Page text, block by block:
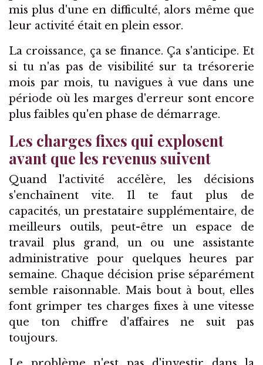
mis plus d'une en difficulté, alors même que
leur activité était en plein essor.
La croissance, ça se finance. Ça s'anticipe. Et
si tu n'as pas de visibilité sur ta trésorerie
mois par mois, tu navigues à vue dans une
période où les marges d'erreur sont encore
plus faibles qu'en phase de démarrage.
Les charges fixes qui explosent
avant que les revenus suivent
Quand l'activité accélère, les décisions
s'enchaînent vite. Il te faut plus de
capacités, un prestataire supplémentaire, de
meilleurs outils, peut-être un espace de
travail plus grand, un ou une assistante
administrative pour quelques heures par
semaine. Chaque décision prise séparément
semble raisonnable. Mais bout à bout, elles
font grimper tes charges fixes à une vitesse
que ton chiffre d'affaires ne suit pas
toujours.